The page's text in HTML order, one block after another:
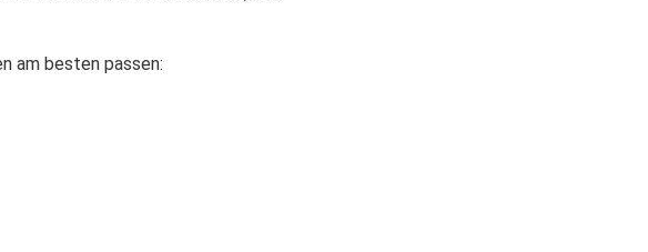
am besten passen: